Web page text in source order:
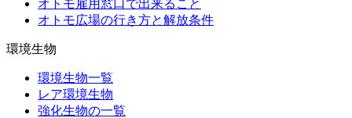
オトモ雇用窓口で出来ること
オトモ広場の行き方と解放条件
環境生物
環境生物一覧
レア環境生物
強化生物の一覧